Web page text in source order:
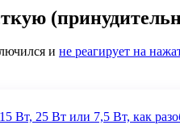
и не реагирует на
Вт, 25 Вт или 7,5 Вт, как